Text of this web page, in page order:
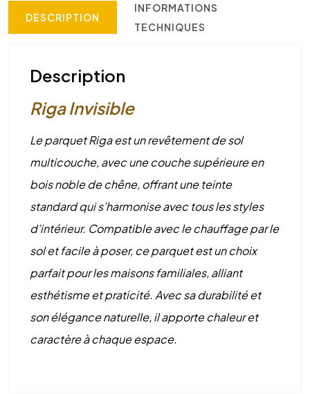
DESCRIPTION
INFORMATIONS
TECHNIQUES
Description
Riga Invisible
Le parquet Riga est un revêtement de sol
multicouche, avec une couche supérieure en
bois noble de chêne, offrant une teinte
standard qui s’harmonise avec tous les styles
d’intérieur. Compatible avec le chauffage par le
sol et facile à poser, ce parquet est un choix
parfait pour les maisons familiales, alliant
esthétisme et praticité. Avec sa durabilité et
son élégance naturelle, il apporte chaleur et
caractère à chaque espace.